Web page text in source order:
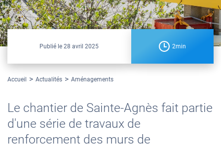
Publié le28 avril 2025 2min
Accueil Actualités Aménagements
Le chantier de Sainte-Agnès fait partie
d'une série de travaux de
renforcement des murs de